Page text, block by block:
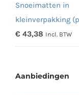
€
Snoeimatten in
kleinverpakking
€ 43,38 Incl. BTW
Aanbiedingen